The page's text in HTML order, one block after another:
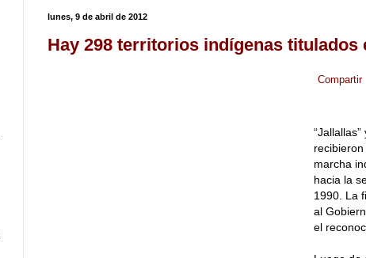
lunes, 9 de abril de 2012
Hay 298 territorios indígenas titulados
Compartir
marcha
hacia la
1990. La
al
el